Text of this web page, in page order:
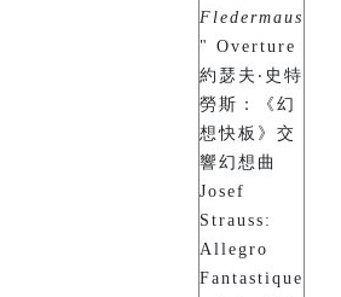
Fledermaus
" Overture
約瑟夫‧史特
勞斯：《幻
想快板》交
響幻想曲
Josef
Strauss:
Allegro
Fantastique